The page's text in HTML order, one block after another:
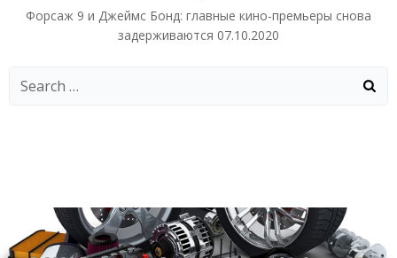
Форсаж 9 и Джеймс Бонд: главные кино-премьеры снова
задерживаются 07.10.2020
Search